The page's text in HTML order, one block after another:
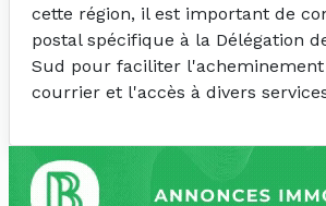
cette région, il est important de
postal spécifique à la Délégation
Sud pour faciliter l'acheminement
courrier et l'accès à divers